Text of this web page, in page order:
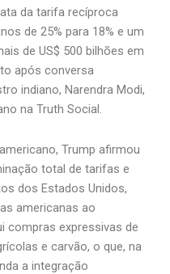
da tarifa recíproca
de 25% para 18% e um
de US$ 500 bilhões em
após conversa
indiano, Narendra Modi,
na Truth Social.
Trump afirmou
total de tarifas e
dos Estados Unidos,
americanas ao
compras expressivas de
e carvão, o que, na
a integração